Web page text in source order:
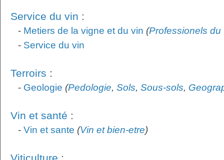
Service du vin :
- Metiers de la vigne et du vin (Professionels du
- Service du vin
Terroirs :
- Geologie (Pedologie, Sols, Sous-sols,
Vin et santé :
- Vin et sante (Vin et bien-etre)